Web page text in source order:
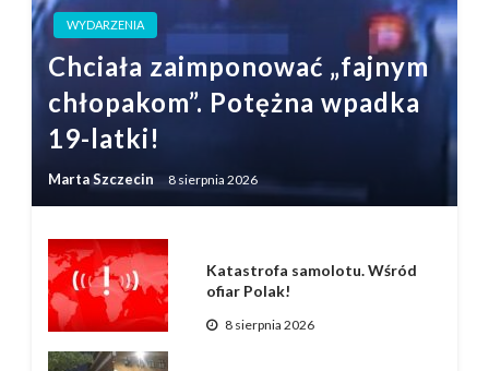
WYDARZENIA
Chciała zaimponować „fajnym
chłopakom”. Potężna wpadka
19-latki!
Marta Szczecin 8 sierpnia 2026
Katastrofa samolotu. Wśród
ofiar Polak!
8 sierpnia 2026